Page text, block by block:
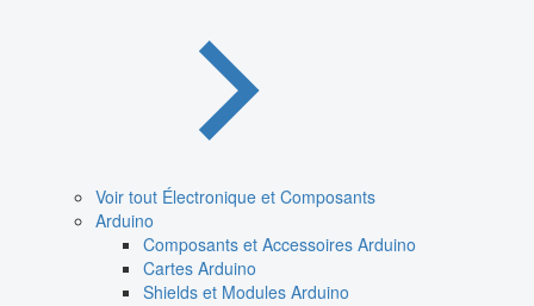
Voir tout Électronique et Composants
Arduino
Composants et Accessoires Arduino
Cartes Arduino
Shields et Modules Arduino